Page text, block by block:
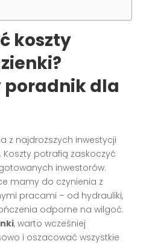
koszty
poradnik dla
z najdroższych inwestycji
potrafią zaskoczyć
inwestorów.
mamy do czynienia z
pracami – od hydrauliki,
odporne na wilgoć.
, warto wcześniej
i oszacować wszystkie